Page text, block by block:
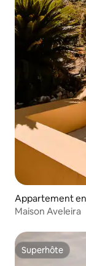
Appartement en
o)
Maison Aveleira
Superhôte
Superhôte